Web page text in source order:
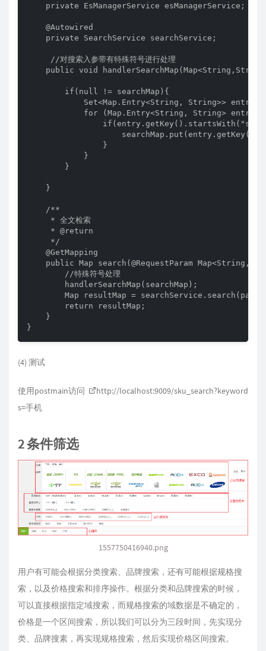
    private EsManagerService esManagerService;
    @Autowired
    private SearchService searchService;
     //对搜索入参带有特殊符号进行处理
public void
        if(null != searchMap){
Set<Map.Entry<String, String>>
for (Map.Entry<String, String> entry
                }
            }
        }
    }
    /**
     * 全文检索
     * @return
     */
    @GetMapping
public Map search(@RequestParam Map<String,
        //特殊符号处理
        handlerSearchMap(searchMap);
Map resultMap =
        return resultMap;
    }
}
(4) 测试
使用postmain访问
http://localhost:9009/sku_search?keyword
s=手机
2 条件筛选
1557750416940.png
用户有可能会根据分类搜索、品牌搜索，还有可能根据规格搜
索，以及价格搜索和排序操作。根据分类和品牌搜索的时候，
可以直接根据指定域搜索，而规格搜索的域数据是不确定的，
价格是一个区间搜索，所以我们可以分为三段时间，先实现分
类、品牌搜素，再实现规格搜索，然后实现价格区间搜索。